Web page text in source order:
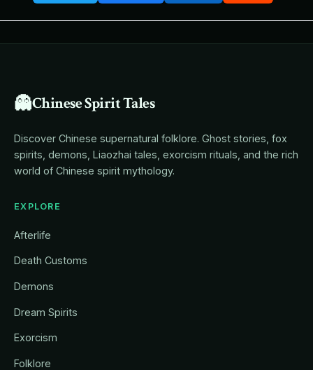
👻Chinese Spirit Tales
Discover Chinese supernatural folklore. Ghost stories, fox
spirits, demons, Liaozhai tales, exorcism rituals, and the rich
world of Chinese spirit mythology.
EXPLORE
Afterlife
Death Customs
Demons
Dream Spirits
Exorcism
Folklore